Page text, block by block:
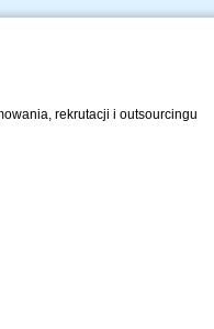
rekrutacji i outsourcingu